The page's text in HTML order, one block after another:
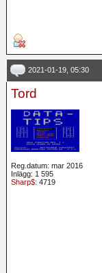
2021-01-19, 05:30
Tord
Reg.datum: mar 2016
Inlägg: 1 595
Sharp$: 4719